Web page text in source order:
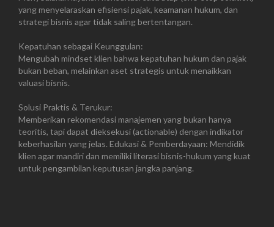
yang menyelaraskan efisiensi pajak, keamanan hukum, dan
strategi bisnis agar tidak saling bertentangan.
Kepatuhan sebagai Keunggulan:
Mengubah mindset klien bahwa kepatuhan hukum dan pajak
bukan beban, melainkan aset strategis untuk menaikkan
valuasi bisnis.
Solusi Praktis & Terukur:
Memberikan rekomendasi manajemen yang bukan hanya
teoritis, tapi dapat dieksekusi (actionable) dengan indikator
keberhasilan yang jelas. Edukasi & Pemberdayaan: Mendidik
klien agar mandiri dan memiliki literasi bisnis-hukum yang kuat
untuk pengambilan keputusan jangka panjang.